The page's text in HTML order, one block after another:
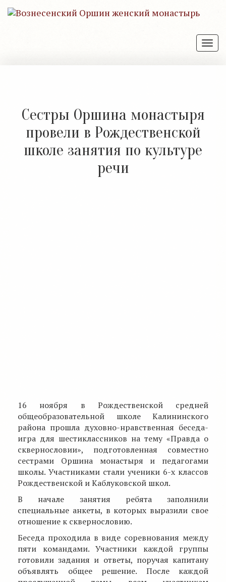
Сестры Оршина монастыря
провели в Рождественской
школе занятия по культуре
речи
16 ноября в Рождественской средней
общеобразовательной школе Калининского
района прошла духовно-нравственная беседа-
игра для шестиклассников на тему «Правда о
сквернословии», подготовленная совместно
сестрами Оршина монастыря и педагогами
школы. Участниками стали ученики 6-х классов
Рождественской и Каблуковской школ.
В начале занятия ребята заполнили
специальные анкеты, в которых выразили свое
отношение к сквернословию.
Беседа проходила в виде соревнования между
пяти командами. Участники каждой группы
готовили задания и ответы, поручая капитану
объявлять общее решение. После каждой